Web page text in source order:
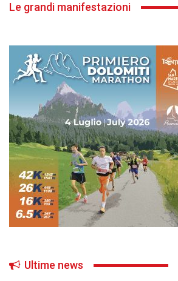
Le grandi manifestazioni
Ultime news